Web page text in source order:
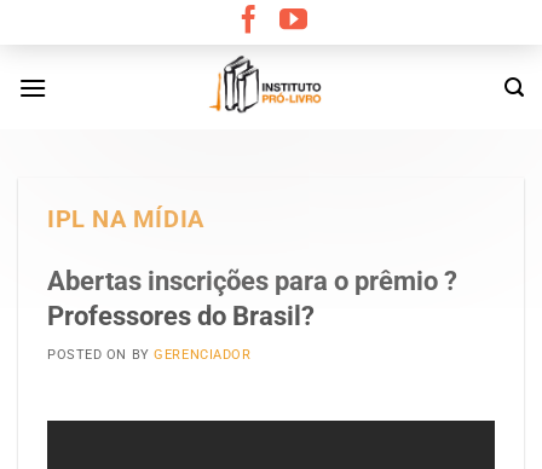
content
IPL NA MÍDIA
Abertas inscrições para o prêmio ?
Professores do Brasil?
POSTED ON BYGERENCIADOR